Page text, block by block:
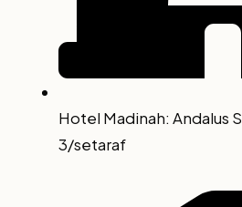
Hotel Madinah: Andalus
3/setaraf